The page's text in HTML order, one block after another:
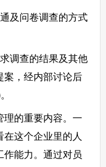
及问卷调查的方式
调查的结果及其他
案，经内部讨论后
的重要内容。一
这个企业里的人
作能力。通过对员